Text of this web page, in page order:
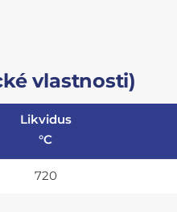
vlastnosti)
Likvidus
°C
720